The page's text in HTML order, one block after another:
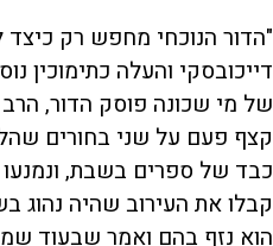
"הדור הנוכחי מחפש רק
דייכובסקי והעלה כתימוכין
של מי שכונה פוסק הדור,
קצף פעם על שני בחורים
כבד של ספרים בשבת,
קבלו את העירוב שהיה נהוג
הוא נזף בהם ואמר שבעוד